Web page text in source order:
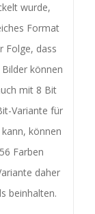
wurde,
Format
Folge, dass
können
mit 8 Bit
Variante für
können
Farben
daher
beinhalten.